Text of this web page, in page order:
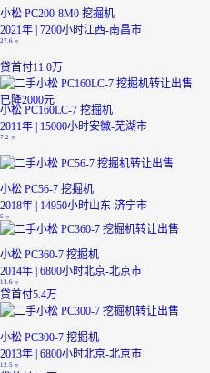
小松 PC200-8M0 挖掘机
2021年 | 7200小时江西-南昌市
27.6 万
贷首付11.0万
已降2000元
小松 PC160LC-7 挖掘机
2011年 | 15000小时安徽-芜湖市
7.2
小松 PC56-7 挖掘机
2018年 | 14950小时山东-济宁市
5 万
小松 PC360-7 挖掘机
2014年 | 6800小时北京-北京市
13.6 万
贷首付5.4万
小松 PC300-7 挖掘机
2013年 | 6800小时北京-北京市
12.5 万